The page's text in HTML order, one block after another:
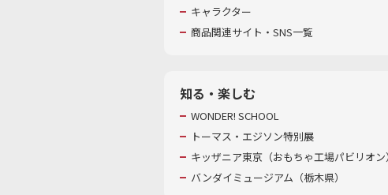
キャラクター
商品関連サイト・SNS一覧
知る・楽しむ
WONDER! SCHOOL
トーマス・エジソン特別展
キッザニア東京（おもちゃ工場パビリオ
バンダイミュージアム（栃木県）